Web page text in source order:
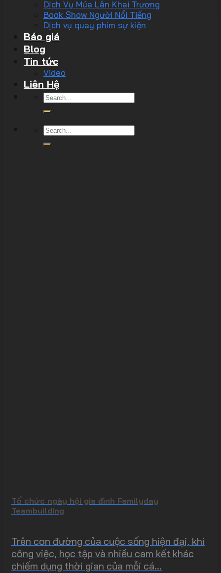
Dịch Vụ Múa Lân Khai Trương
Book Show Người Nổi Tiếng
Dịch vụ quay phim sự kiện
Báo giá
Blog
Tin tức
Video
Liên Hệ
Tổ chức ngày hội gia đình Familyday
Teambuilding
Trên con đường của cuộc sống hiện đại, khi
công việc, học tập và nhiều cam kết khác
chiếm dụng thời gian của mỗi cá...